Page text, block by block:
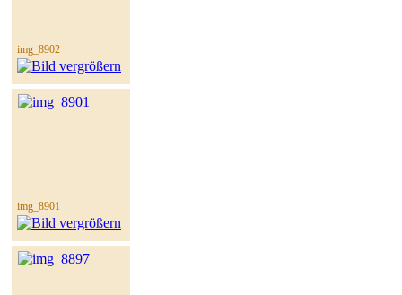
img_8902
img_8901